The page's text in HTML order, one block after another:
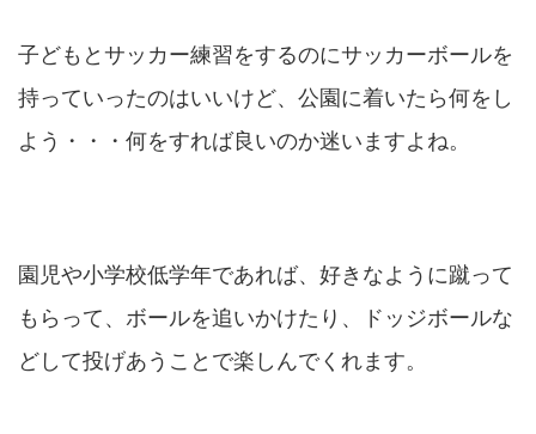
子どもとサッカー練習をするのにサッカーボールを
持っていったのはいいけど、公園に着いたら何をし
よう・・・何をすれば良いのか迷いますよね。
園児や小学校低学年であれば、好きなように蹴って
もらって、ボールを追いかけたり、ドッジボールな
どして投げあうことで楽しんでくれます。